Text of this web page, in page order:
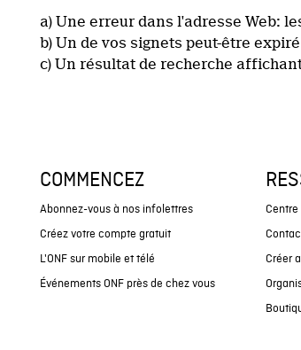
a) Une erreur dans l'adresse Web:
b) Un de vos signets peut-être
c) Un résultat de recherche
COMMENCEZ
Abonnez-vous à nos infolettres
Créez votre compte gratuit
L'ONF sur mobile et télé
Événements ONF près de chez vous
Créer